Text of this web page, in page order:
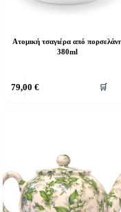
Ατομική τσαγιέρα από
380ml
79,00 € 🛒